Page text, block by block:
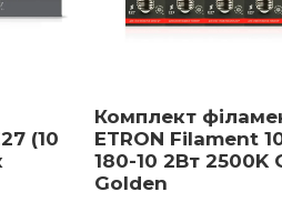
(10
Комплект
ETRON Filament 10 шт
180-10 2Вт 2500K
Golden